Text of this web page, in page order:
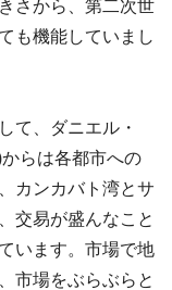
さから、第二次世
も機能していまし
て、ダニエル・
らは各都市への
カンカバト湾とサ
交易が盛んなこと
います。市場で地
市場をぶらぶらと